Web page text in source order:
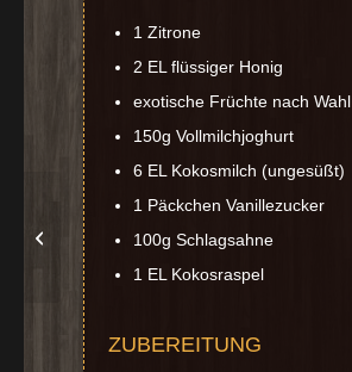
1 Zitrone
2 EL flüssiger Honig
exotische Früchte nach Wahl
150g Vollmilchjoghurt
6 EL Kokosmilch (ungesüßt)
1 Päckchen Vanillezucker
100g Schlagsahne
1 EL Kokosraspel
ZUBEREITUNG
Erdbeer-Tiramisu